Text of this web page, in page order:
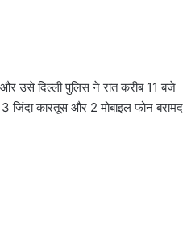
उसे दिल्ली पुलिस ने रात करीब 11 बजे
जिंदा कारतूस और 2 मोबाइल फोन बरामद